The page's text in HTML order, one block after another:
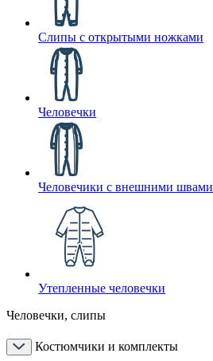
Слипы с открытыми ножками
Человечки
Человечики с внешними швами
Утепленные человечки
Человечки, слипы
Костюмчики и комплекты